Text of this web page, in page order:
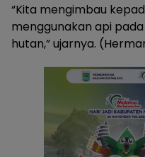
“Kita mengimbau
menggunakan api
hutan,” ujarnya.